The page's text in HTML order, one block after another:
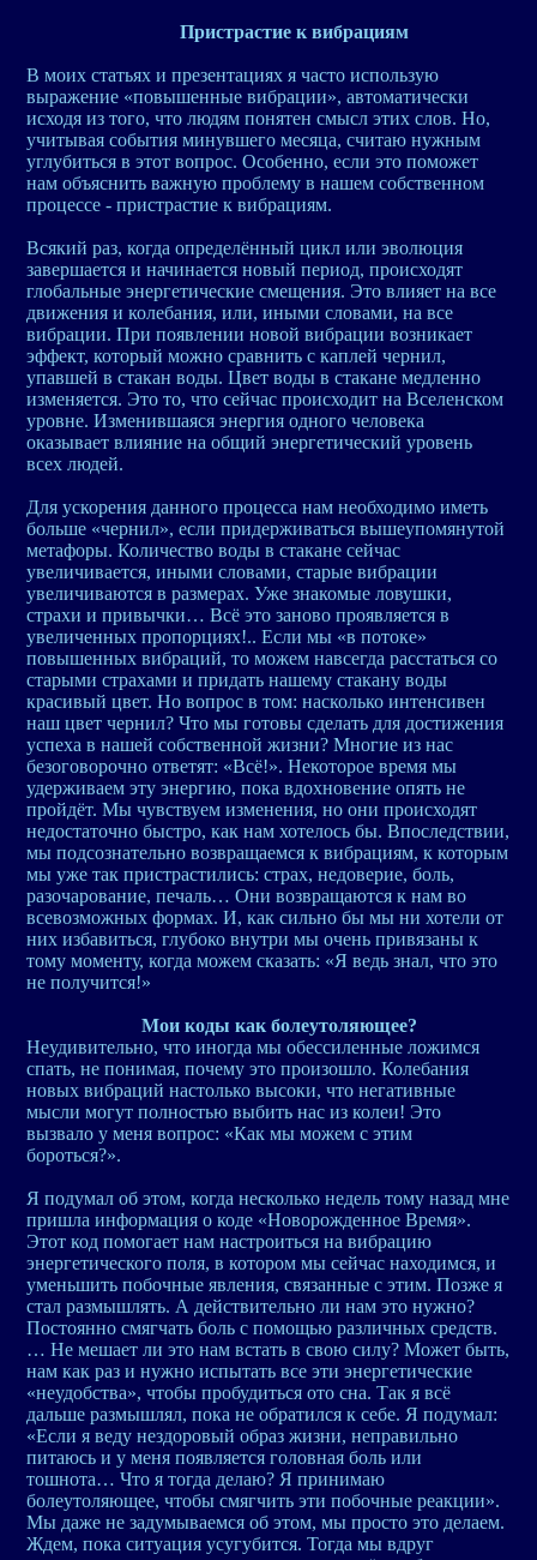
Пристрастие к вибрациям
В моих статьях и презентациях я часто использую
выражение «повышенные вибрации», автоматически
исходя из того, что людям понятен смысл этих слов. Но,
учитывая события минувшего месяца, считаю нужным
углубиться в этот вопрос. Особенно, если это поможет
нам объяснить важную проблему в нашем собственном
процессе - пристрастие к вибрациям.
Всякий раз, когда определённый цикл или эволюция
завершается и начинается новый период, происходят
глобальные энергетические смещения. Это влияет на все
движения и колебания, или, иными словами, на все
вибрации. При появлении новой вибрации возникает
эффект, который можно сравнить с каплей чернил,
упавшей в стакан воды. Цвет воды в стакане медленно
изменяется. Это то, что сейчас происходит на Вселенском
уровне. Изменившаяся энергия одного человека
оказывает влияние на общий энергетический уровень
всех людей.
Для ускорения данного процесса нам необходимо иметь
больше «чернил», если придерживаться вышеупомянутой
метафоры. Количество воды в стакане сейчас
увеличивается, иными словами, старые вибрации
увеличиваются в размерах. Уже знакомые ловушки,
страхи и привычки… Всё это заново проявляется в
увеличенных пропорциях!.. Если мы «в потоке»
повышенных вибраций, то можем навсегда расстаться со
старыми страхами и придать нашему стакану воды
красивый цвет. Но вопрос в том: насколько интенсивен
наш цвет чернил? Что мы готовы сделать для достижения
успеха в нашей собственной жизни? Многие из нас
безоговорочно ответят: «Всё!». Некоторое время мы
удерживаем эту энергию, пока вдохновение опять не
пройдёт. Мы чувствуем изменения, но они происходят
недостаточно быстро, как нам хотелось бы. Впоследствии,
мы подсознательно возвращаемся к вибрациям, к которым
мы уже так пристрастились: страх, недоверие, боль,
разочарование, печаль… Они возвращаются к нам во
всевозможных формах. И, как сильно бы мы ни хотели от
них избавиться, глубоко внутри мы очень привязаны к
тому моменту, когда можем сказать: «Я ведь знал, что это
не получится!»
Мои коды как болеутоляющее?
Неудивительно, что иногда мы обессиленные ложимся
спать, не понимая, почему это произошло. Колебания
новых вибраций настолько высоки, что негативные
мысли могут полностью выбить нас из колеи! Это
вызвало у меня вопрос: «Как мы можем с этим
бороться?».
Я подумал об этом, когда несколько недель тому назад мне
пришла информация о коде «Новорожденное Время».
Этот код помогает нам настроиться на вибрацию
энергетического поля, в котором мы сейчас находимся, и
уменьшить побочные явления, связанные с этим. Позже я
стал размышлять. А действительно ли нам это нужно?
Постоянно смягчать боль с помощью различных средств.
… Не мешает ли это нам встать в свою силу? Может быть,
нам как раз и нужно испытать все эти энергетические
«неудобства», чтобы пробудиться ото сна. Так я всё
дальше размышлял, пока не обратился к себе. Я подумал:
«Если я веду нездоровый образ жизни, неправильно
питаюсь и у меня появляется головная боль или
тошнота… Что я тогда делаю? Я принимаю
болеутоляющее, чтобы смягчить эти побочные реакции».
Мы даже не задумываемся об этом, мы просто это делаем.
Ждем, пока ситуация усугубится. Тогда мы вдруг